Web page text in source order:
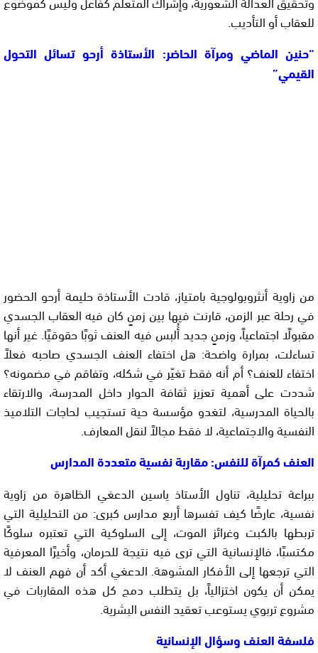
للعقاب أو التأديب.
“حنين الماضي ومرآة الحاضر: الأستاذة أرحو تسائل التحول
القيمي”
من زاوية أنثروبولوجية بامتياز، قادت الأستاذة حليمة أرحو الحضور
في رحلة عبر الزمن، قارنت فيها بين زمنٍ كان فيه العقاب الجسدي
مقبولًا اجتماعياً، وزمنٍ جديد أُلبس فيه العنف ثوبًا حقوقيًا. غير أنها
تساءلت، بمرارة واضحة: هل اختفاء العنف الجسدي صاحبه فعلاً
اختفاء للعنف؟ أم أنه فقط تغيّر في شكله، وتفاقم في مضمونه؟
شددت على أهمية تعزيز ثقافة الحوار داخل المدرسة، والارتقاء
بالحياة المدرسية، لتغدو مؤسسة حية تستجيب لحاجات التلاميذ
النفسية والاجتماعية، لا فقط مجالاً لنقل المعارف.
العنف كمرآة للنفس: مقاربة نفسية متعددة المدارس
ببراعة تحليلية، تناول الأستاذ ياسين الدعغي الظاهرة من زاوية
نفسية، عارضًا كيف تفسرها أربع مدارس كبرى: من التحليلية التي
تربطها بالكبت وغرائز الموت، إلى السلوكية التي تعتبره سلوكًا
مكتسبًا، فالإنسانية التي ترى فيه نتيجة للحرمان، وأخيرًا المعرفية
التي ترجعها إلى الأفكار المشوهة. الدعغي أكد أن فهم العنف لا
يمكن أن يكون اختزالياً، بل يتطلب دمج كل هذه المقاربات في
مشروع تربوي يستوعب تعقيد النفس البشرية.
فلسفة العنف وسؤال الإنسانية